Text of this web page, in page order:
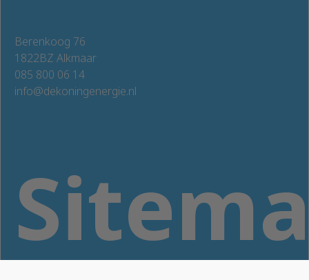
Berenkoog 76
1822BZ Alkmaar
085 800 06 14
info@dekoningenergie.nl